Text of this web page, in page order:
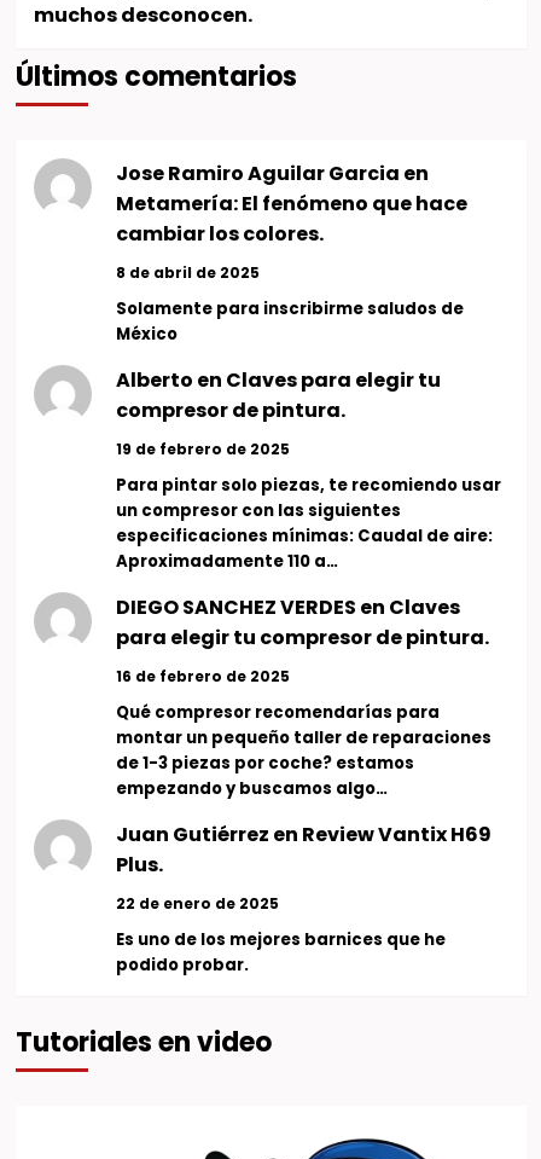
muchos desconocen.
Últimos comentarios
Jose Ramiro Aguilar Garcia en
Metamería: El fenómeno que hace
cambiar los colores.
8 de abril de 2025
Solamente para inscribirme saludos de
México
Alberto en Claves para elegir tu
compresor de pintura.
19 de febrero de 2025
Para pintar solo piezas, te recomiendo usar
un compresor con las siguientes
especificaciones mínimas: Caudal de aire:
Aproximadamente 110 a…
DIEGO SANCHEZ VERDES en Claves
para elegir tu compresor de pintura.
16 de febrero de 2025
Qué compresor recomendarías para
montar un pequeño taller de reparaciones
de 1-3 piezas por coche? estamos
empezando y buscamos algo…
Juan Gutiérrez en Review Vantix H69
Plus.
22 de enero de 2025
Es uno de los mejores barnices que he
podido probar.
Tutoriales en video